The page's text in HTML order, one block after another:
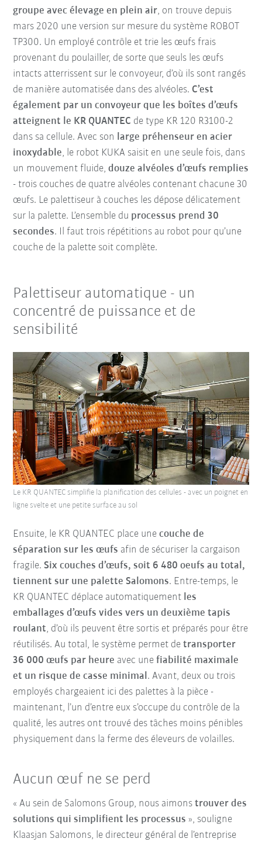
groupe avec élevage en plein air, on trouve depuis
mars 2020 une version sur mesure du système ROBOT
TP300. Un employé contrôle et trie les œufs frais
provenant du poulailler, de sorte que seuls les œufs
intacts atterrissent sur le convoyeur, d’où ils sont rangés
de manière automatisée dans des alvéoles. C’est
également par un convoyeur que les boîtes d’œufs
atteignent le KR QUANTEC de type KR 120 R3100-2
dans sa cellule. Avec son large préhenseur en acier
inoxydable, le robot KUKA saisit en une seule fois, dans
un mouvement fluide,douze alvéoles d’œufs remplies
- trois couches de quatre alvéoles contenant chacune 30
œufs. Le palettiseur à couches les dépose délicatement
sur la palette. L’ensemble du processus prend 30
secondes. Il faut trois répétitions au robot pour qu’une
couche de la palette soit complète.
Palettiseur automatique - un
concentré de puissance et de
sensibilité
Ensuite, le KR QUANTEC place unecouche de
séparation sur les œufs afin de sécuriser la cargaison
fragile.Six couches d’œufs, soit 6 480 oeufs au total,
tiennent sur une palette Salomons. Entre-temps, le
KR QUANTEC déplace automatiquement les
emballages d’œufs vides vers un deuxième tapis
roulant, d’où ils peuvent être sortis et préparés pour être
réutilisés. Au total, le système permet detransporter
36 000 œufs par heure avec unefiabilité maximale
et un risque de casse minimal . Avant, deux ou trois
employés chargeaient ici des palettes à la pièce -
maintenant, l’un d’entre eux s’occupe du contrôle de la
qualité, les autres ont trouvé des tâches moins pénibles
physiquement dans la ferme des éleveurs de volailles.
Le KR QUANTEC simplifie la planification des cellules - avec un poignet en
ligne svelte et une petite surface au sol
Aucun œuf ne se perd
« Au sein de Salomons Group, nous aimonstrouver des
solutions qui simplifient les processus », souligne
Klaasjan Salomons, le directeur général de l’entreprise